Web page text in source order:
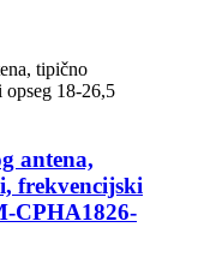
antena,
frekvencijski
CPHA1826-